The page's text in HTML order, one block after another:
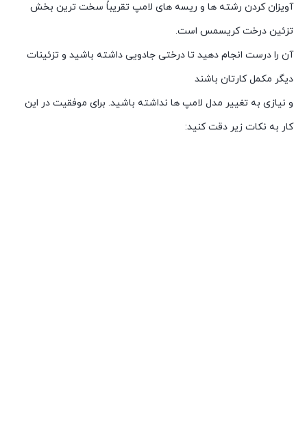
آویزان کردن رشته ها و ریسه های لامپ تقریباً سخت ترین بخش
تزئین درخت کریسمس است.
آن را درست انجام دهید تا درختی جادویی داشته باشید و تزئینات
دیگر مکمل کارتان باشند
و نیازی به تغییر مدل لامپ ها نداشته باشید. برای موفقیت در این
کار به نکات زیر دقت کنید: